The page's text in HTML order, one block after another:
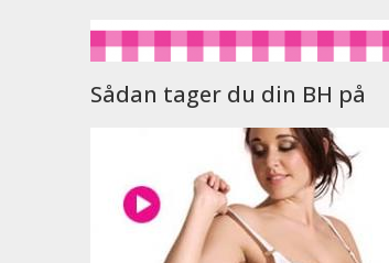
Sådan tager du din BH på